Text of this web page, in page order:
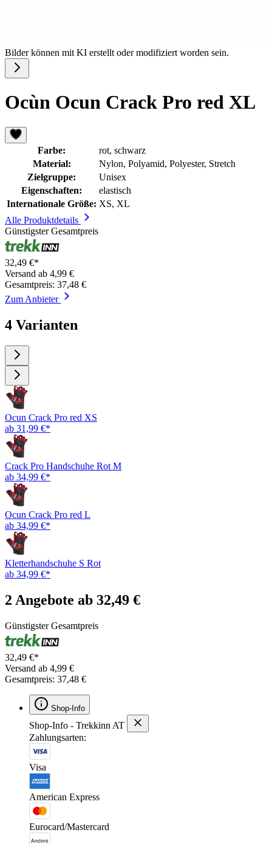
Bilder können mit KI erstellt oder modifiziert worden sein.
Ocùn Ocun Crack Pro red XL
Farbe:
rot, schwarz
Material:
Nylon, Polyamid, Polyester, Stretch
Zielgruppe:
Unisex
Eigenschaften:
elastisch
Internationale Größe: XS, XL
Alle Produktdetails
Günstigster Gesamtpreis
32,49 €*
Versand ab 4,99 €
Gesamtpreis: 37,48 €
Zum Anbieter
4 Varianten
Ocun Crack Pro red XS
ab 31,99 €*
Crack Pro Handschuhe Rot M
ab 34,99 €*
Ocun Crack Pro red L
ab 34,99 €*
Kletterhandschuhe S Rot
ab 34,99 €*
2 Angebote ab 32,49 €
Günstigster Gesamtpreis
32,49 €*
Versand ab 4,99 €
Gesamtpreis: 37,48 €
Shop-Info
Shop-Info - Trekkinn AT
Zahlungsarten:
Visa
American Express
Eurocard/Mastercard